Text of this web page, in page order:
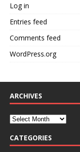
Log in
Entries feed
Comments feed
WordPress.org
ARCHIVES
CATEGORIES